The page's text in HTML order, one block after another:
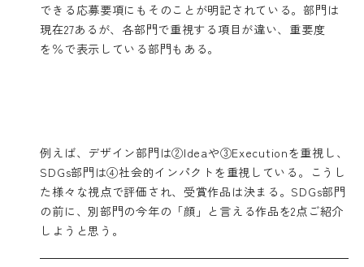
できる応募要項にもそのことが明記されている。部門は
現在27あるが、各部門で重視する項目が違い、重要度
を％で表示している部門もある。
例えば、デザイン部門は②Ideaや③Executionを重視し、
SDGs部門は④社会的インパクトを重視している。こうし
た様々な視点で評価され、受賞作品は決まる。SDGs部門
の前に、別部門の今年の「顔」と言える作品を2点ご紹介
しようと思う。